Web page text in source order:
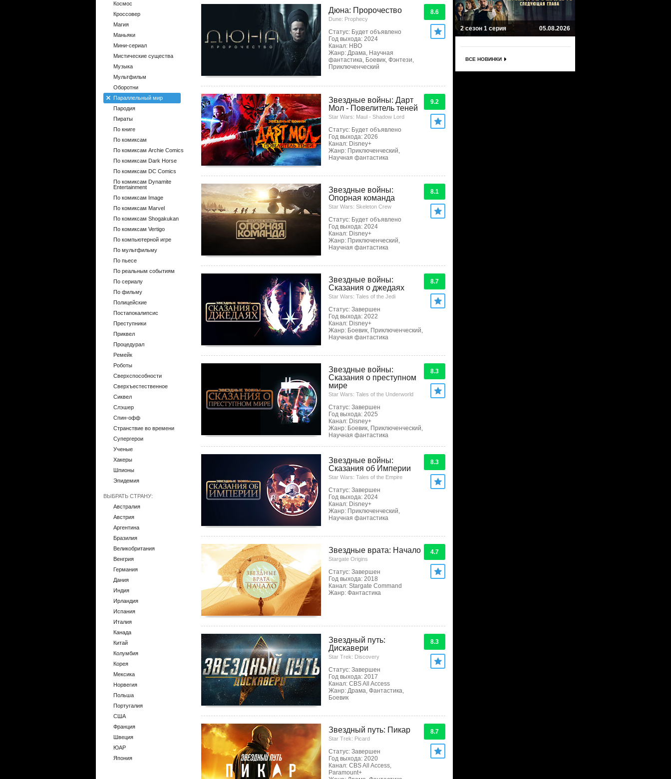
Космос
Кроссовер
Магия
Маньяки
Мини-сериал
Мистические существа
Музыка
Мультфильм
Оборотни
Параллельный мир
Пародия
Пираты
По книге
По комиксам
По комиксам Archie Comics
По комиксам Dark Horse
По комиксам DC Comics
По комиксам Dynamite
Entertainment
По комиксам Image
По комиксам Marvel
По комиксам Shogakukan
По комиксам Vertigo
По компьютерной игре
По мультфильму
По пьесе
По реальным событиям
По сериалу
По фильму
Полицейские
Постапокалипсис
Преступники
Приквел
Процедурал
Ремейк
Роботы
Сверхспособности
Сверхъестественное
Сиквел
Слэшер
Спин-офф
Странствие во времени
Супергерои
Ученые
Хакеры
Шпионы
Эпидемия
ВЫБРАТЬ СТРАНУ:
Австралия
Австрия
Аргентина
Бразилия
Великобритания
Венгрия
Германия
Дания
Индия
Ирландия
Испания
Италия
Канада
Китай
Колумбия
Корея
Мексика
Норвегия
Польша
Португалия
США
Франция
Швеция
ЮАР
Япония
Дюна: Пророчество
Dune: Prophecy
Статус: Будет объявлено
Год выхода: 2024
Канал: HBO
Жанр: Драма, Научная
фантастика, Боевик, Фэнтези,
Приключенческий
8.6
Звездные войны: Дарт
Мол - Повелитель теней
Star Wars: Maul - Shadow Lord
Статус: Будет объявлено
Год выхода: 2026
Канал: Disney+
Жанр: Приключенческий,
Научная фантастика
9.2
Звездные войны:
Опорная команда
Star Wars: Skeleton Crew
Статус: Будет объявлено
Год выхода: 2024
Канал: Disney+
Жанр: Приключенческий,
Научная фантастика
8.1
Звездные войны:
Сказания о джедаях
Star Wars: Tales of the Jedi
Статус: Завершен
Год выхода: 2022
Канал: Disney+
Жанр: Боевик, Приключенческий,
Научная фантастика
8.7
Звездные войны:
Сказания о преступном
мире
Star Wars: Tales of the Underworld
Статус: Завершен
Год выхода: 2025
Канал: Disney+
Жанр: Боевик, Приключенческий,
Научная фантастика
8.3
Звездные войны:
Сказания об Империи
Star Wars: Tales of the Empire
Статус: Завершен
Год выхода: 2024
Канал: Disney+
Жанр: Приключенческий,
Научная фантастика
8.3
Звездные врата: Начало
Stargate Origins
Статус: Завершен
Год выхода: 2018
Канал: Stargate Command
Жанр: Фантастика
4.7
Звездный путь:
Дискавери
Star Trek: Discovery
Статус: Завершен
Год выхода: 2017
Канал: CBS All Access
Жанр: Драма, Фантастика,
Боевик
8.3
Звездный путь: Пикар
Star Trek: Picard
Статус: Завершен
Год выхода: 2020
Канал: CBS All Access,
Paramount+
8.7
2 сезон 1 серия 05.08.2026
ВСЕ НОВИНКИ